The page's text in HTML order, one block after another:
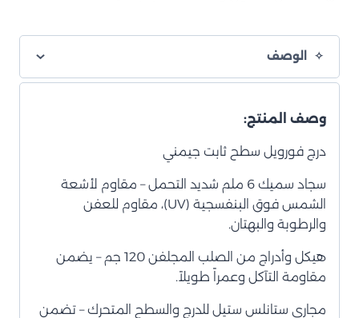
الوصف
وصف المنتج:
درج فورويل سطح ثابت جيمني
سجاد سميك 6 ملم شديد التحمل – مقاوم لأشعة
الشمس فوق البنفسجية (UV)، مقاوم للعفن
والرطوبة والبهتان.
هيكل وأدراج من الصلب المجلفن 120 جم – يضمن
مقاومة التآكل وعمراً طويلاً.
مجاري ستانلس ستيل للدرج والسطح المتحرك – تضمن